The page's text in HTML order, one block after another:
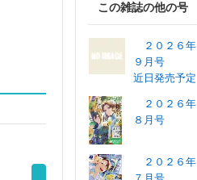
この雑誌の他の号
２０２６年
９月号
近日発売予定
２０２６年
８月号
２０２６年